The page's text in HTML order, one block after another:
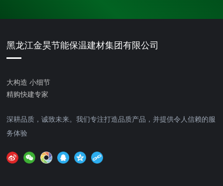
黑龙江金昊节能保温建材集团有限公司
大构造 小细节
精购快建专家
深耕品质，诚致未来。我们专注打造品质产品，并提供令人信赖的服
务体验